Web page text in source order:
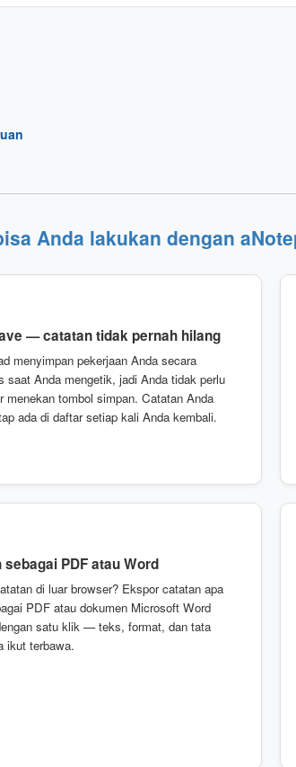
Anda lakukan dengan
— catatan tidak pernah hilang
menyimpan pekerjaan Anda secara
saat Anda mengetik, jadi Anda tidak perlu
menekan tombol simpan. Catatan Anda
ada di daftar setiap kali Anda kembali.
sebagai PDF atau Word
di luar browser? Ekspor catatan apa
PDF atau dokumen Microsoft Word
satu klik — teks, format, dan tata
ikut terbawa.